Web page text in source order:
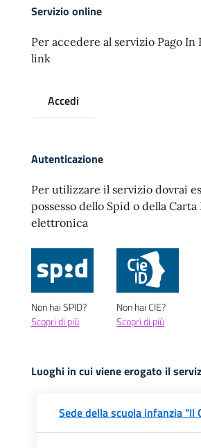
Servizio online
Per accedere al servizio Pago In
link
Accedi
Autenticazione
Per utilizzare il servizio dovrai
possesso dello Spid o della
elettronica
Non hai SPID?
Scopri di più
Non hai CIE?
Scopri di più
Luoghi in cui viene erogato il
Sede della scuola infanzia "Il